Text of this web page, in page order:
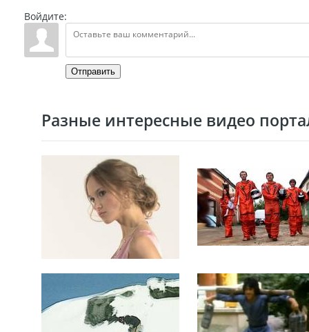
Войдите:
Отправить
Разные интересные видео